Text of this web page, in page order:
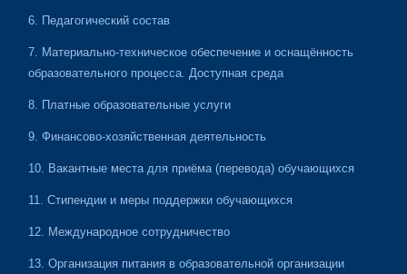
6. Педагогический состав
7. Материально-техническое обеспечение и оснащённость
образовательного процесса. Доступная среда
8. Платные образовательные услуги
9. Финансово-хозяйственная деятельность
10. Вакантные места для приёма (перевода) обучающихся
11. Стипендии и меры поддержки обучающихся
12. Международное сотрудничество
13. Организация питания в образовательной организации